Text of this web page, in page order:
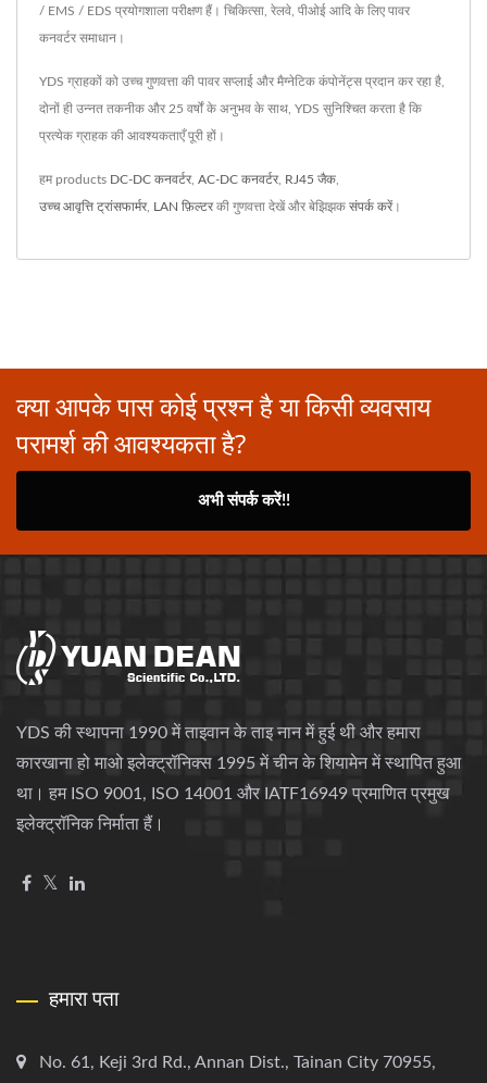
/ EMS / EDS प्रयोगशाला परीक्षण हैं। चिकित्सा, रेलवे, पीओई आदि के लिए पावर
कनवर्टर समाधान।
YDS ग्राहकों को उच्च गुणवत्ता की पावर सप्लाई और मैग्नेटिक कंपोनेंट्स प्रदान कर रहा है,
दोनों ही उन्नत तकनीक और 25 वर्षों के अनुभव के साथ, YDS सुनिश्चित करता है कि
प्रत्येक ग्राहक की आवश्यकताएँ पूरी हों।
हम products DC-DC कनवर्टर, AC-DC कनवर्टर, RJ45 जैक
उच्च आवृत्ति ट्रांसफार्मर, LAN फ़िल्टरकी गुणवत्ता देखें और बेझिझक संपर्क करें।
क्या आपके पास कोई प्रश्न है या किसी व्यवसाय
परामर्श की आवश्यकता है?
अभी संपर्क करें!!
YDS की स्थापना 1990 में ताइवान के ताइ नान में हुई थी और हमारा
कारखाना हो माओ इलेक्ट्रॉनिक्स 1995 में चीन के शियामेन में स्थापित हुआ
था। हम ISO 9001, ISO 14001 और IATF16949 प्रमाणित प्रमुख
इलेक्ट्रॉनिक निर्माता हैं।
हमारा पता
No. 61, Keji 3rd Rd., Annan Dist., Tainan City 70955,